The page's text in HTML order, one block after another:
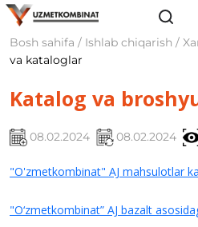
Bosh sahifa / Ishlab chiqarish /
va kataloglar
Katalog va
08.02.2024 08.02.2024
"O'zmetkombinat" AJ mahsulotlar
"O‘zmetkombinat” AJ bazalt